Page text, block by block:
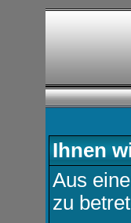
Ihnen
Aus
zu